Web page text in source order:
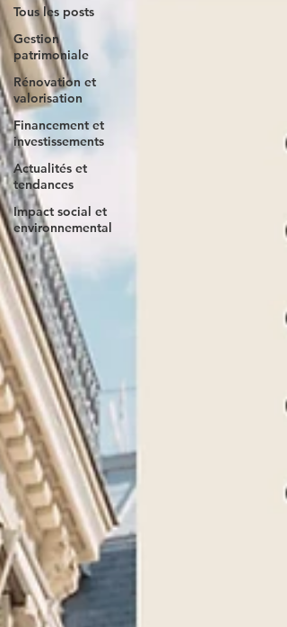
Tous les posts
Gestion
patrimoniale
Rénovation et
valorisation
Financement et
investissements
Actualités et
tendances
Impact social et
environnemental